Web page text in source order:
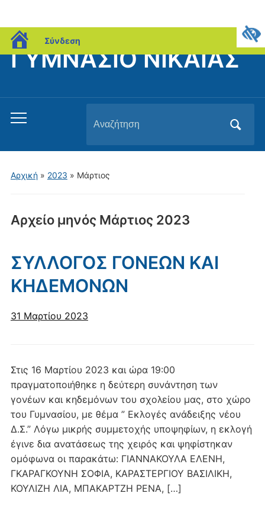
blogs.sch.gr
Σύνδεση
ΓΥΜΝΑΣΙΟ ΝΙΚΑΙΑΣ
Εναλλαγή
μενού
για
για:
Αρχική» 2023 » Μάρτιος
Αρχείο μηνός Μάρτιος 2023
ΣΥΛΛΟΓΟΣ ΓΟΝΕΩΝ ΚΑΙ
ΚΗΔΕΜΟΝΩΝ
31 Μαρτίου 2023
Στις 16 Μαρτίου 2023 και ώρα 19:00
πραγματοποιήθηκε η δεύτερη συνάντηση των
γονέων και κηδεμόνων του σχολείου μας, στο χώρο
του Γυμνασίου, με θέμα ” Εκλογές ανάδειξης νέου
Δ.Σ.” Λόγω μικρής συμμετοχής υποψηφίων, η εκλογή
έγινε δια ανατάσεως της χειρός και ψηφίστηκαν
ομόφωνα οι παρακάτω: ΓΙΑΝΝΑΚΟΥΛΑ ΕΛΕΝΗ,
ΓΚΑΡΑΓΚΟΥΝΗ ΣΟΦΙΑ, ΚΑΡΑΣΤΕΡΓΙΟΥ ΒΑΣΙΛΙΚΗ,
ΚΟΥΛΙΖΗ ΛΙΑ, ΜΠΑΚΑΡΤΖΗ ΡΕΝΑ, […]